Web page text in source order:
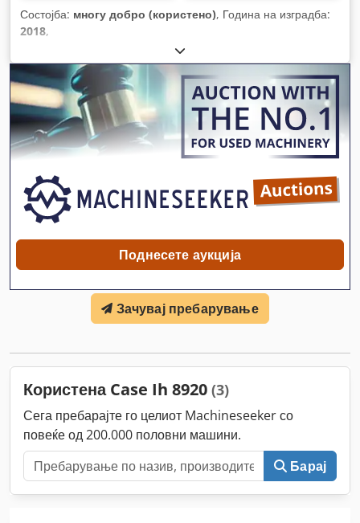
Состојба: многу добро (користено), Година на изградба:
2018,
Поднесете аукција
Зачувај пребарување
Користена Case Ih 8920 (3)
Сега пребарајте го целиот Machineseeker со
повеќе од 200.000 половни машини.
Барај